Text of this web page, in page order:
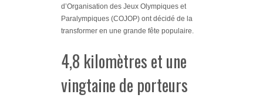
d’Organisation des Jeux Olympiques et
Paralympiques (COJOP) ont décidé de la
transformer en une grande fête populaire.
4,8 kilomètres et une
vingtaine de porteurs